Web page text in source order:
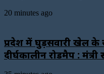
20 minutes ago
प्रदेश में घुड़सवारी खेल के
दीर्घकालीन रोडमैप : मंत्री